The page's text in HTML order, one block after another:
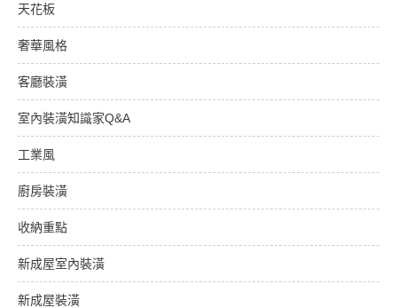
天花板
奢華風格
客廳裝潢
室內裝潢知識家Q&A
工業風
廚房裝潢
收納重點
新成屋室內裝潢
新成屋裝潢